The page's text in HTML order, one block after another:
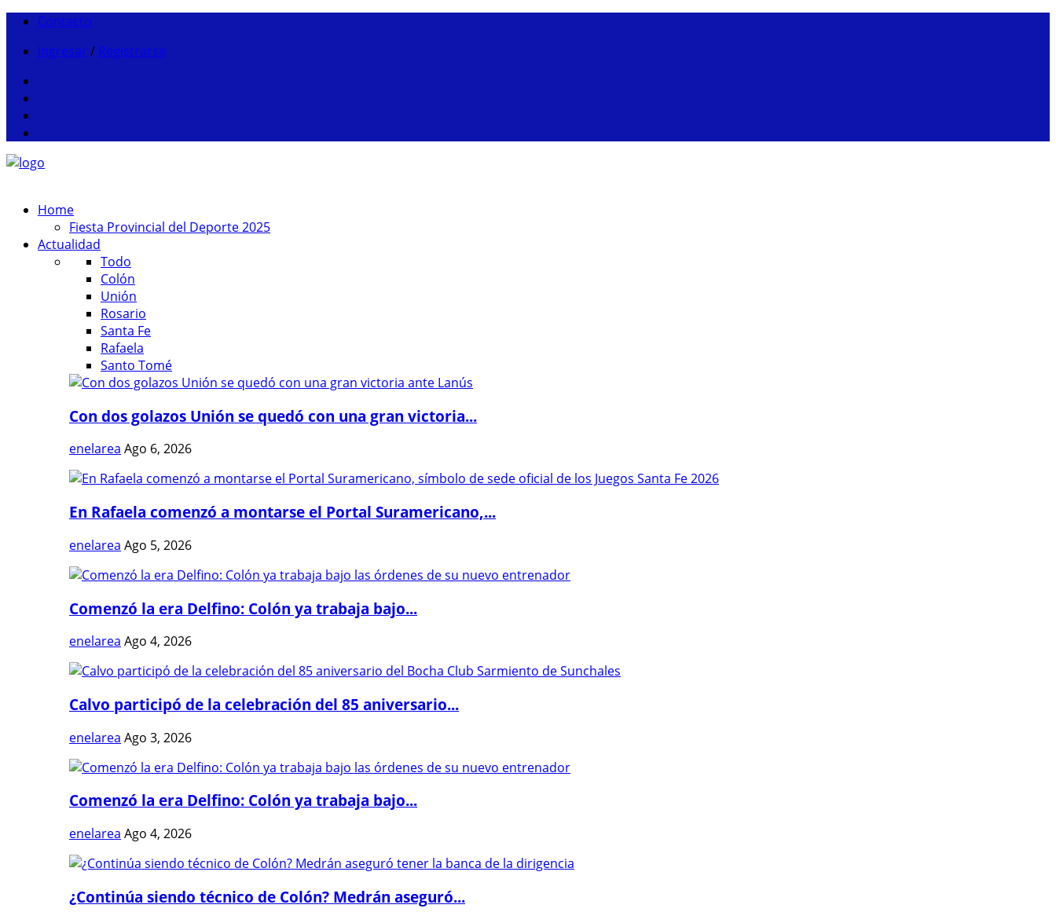
Contacto
Ingresar / Registrarse
Home
Fiesta Provincial del Deporte 2025
Actualidad
Todo
Colón
Unión
Rosario
Santa Fe
Rafaela
Santo Tomé
Con dos golazos Unión se quedó con una gran victoria...
enelarea Ago 6, 2026
En Rafaela comenzó a montarse el Portal Suramericano,...
enelarea Ago 5, 2026
Comenzó la era Delfino: Colón ya trabaja bajo...
enelarea Ago 4, 2026
Calvo participó de la celebración del 85 aniversario...
enelarea Ago 3, 2026
Comenzó la era Delfino: Colón ya trabaja bajo...
enelarea Ago 4, 2026
¿Continúa siendo técnico de Colón? Medrán aseguró...